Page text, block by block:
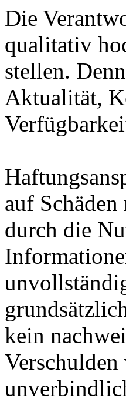
Die
qualitativ
stellen.
Aktualität,
auf
durch die
kein